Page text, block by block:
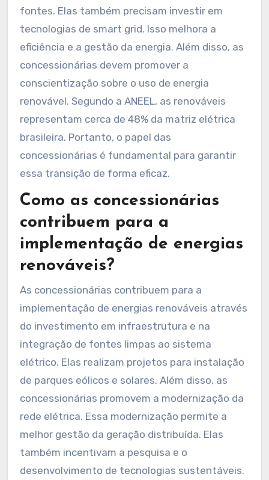
fontes. Elas também precisam investir em
tecnologias de smart grid. Isso melhora a
eficiência e a gestão da energia. Além disso, as
concessionárias devem promover a
conscientização sobre o uso de energia
renovável. Segundo a ANEEL, as renováveis
representam cerca de 48% da matriz elétrica
brasileira. Portanto, o papel das
concessionárias é fundamental para garantir
essa transição de forma eficaz.
Como as concessionárias
contribuem para a
implementação de energias
renováveis?
As concessionárias contribuem para a
implementação de energias renováveis através
do investimento em infraestrutura e na
integração de fontes limpas ao sistema
elétrico. Elas realizam projetos para instalação
de parques eólicos e solares. Além disso, as
concessionárias promovem a modernização da
rede elétrica. Essa modernização permite a
melhor gestão da geração distribuída. Elas
também incentivam a pesquisa e o
desenvolvimento de tecnologias sustentáveis.